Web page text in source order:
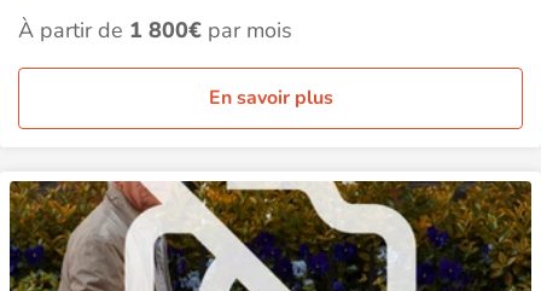
À partir de 1 800€ par mois
En savoir plus